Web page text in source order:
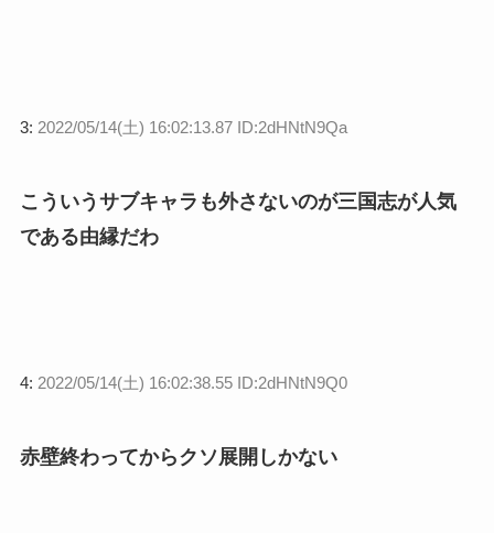
3: 2022/05/14(土) 16:02:13.87 ID:2dHNtN9Qa
こういうサブキャラも外さないのが三国志が人気
である由縁だわ
4: 2022/05/14(土) 16:02:38.55 ID:2dHNtN9Q0
赤壁終わってからクソ展開しかない